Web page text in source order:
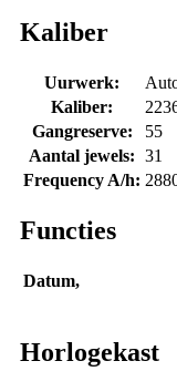
Kaliber
Uurwerk:
Kaliber:
Gangreserve:
55
Aantal jewels: 31
Frequency A/h:
Functies
Datum,
Horlogekast